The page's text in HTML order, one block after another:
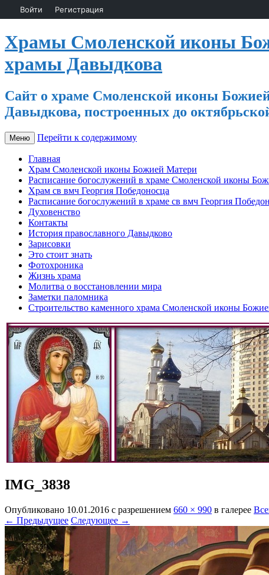
Храмы Смоленской иконы
храмы Давыдкова
Сайт о храме Смоленской иконы
Давыдкова, построенных до
Меню Перейти к содержимому
Главная
Храм Смоленской иконы Божией Матери
Расписание богослужений в храме Смоленской иконы
Храм св вмч Георгия Победоносца
Расписание богослужений в храме св вмч Георгия
Духовенство
Контакты
История православного Давыдково
Зарисовки
Это стоит знать
Фотохроника
Жизнь храма
Молитва о восстановлении мира
Заметки паломника
Строительство каменного храма Смоленской иконы
IMG_3838
Опубликовано 10.01.2016 с разрешением 660 × 990 в галерее
← Предыдущее Следующее →
Войти Регистрация